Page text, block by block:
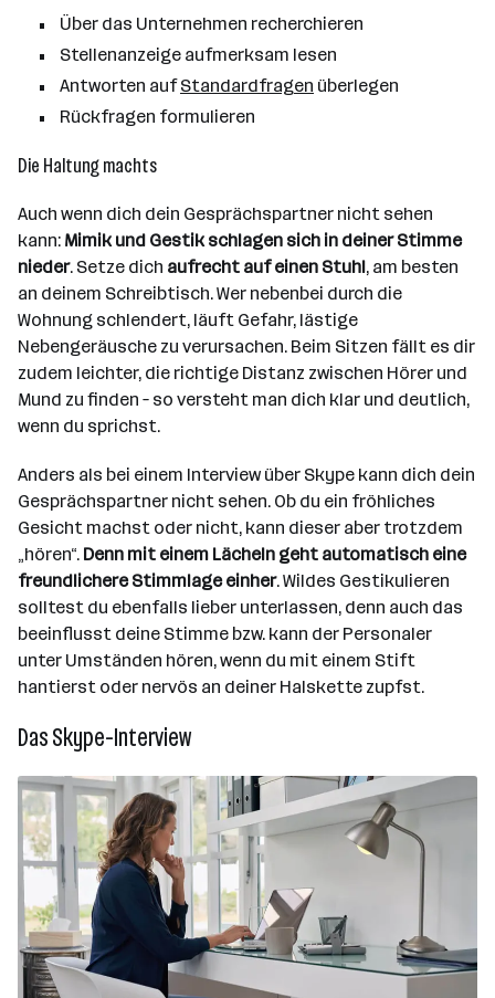
Über das Unternehmen recherchieren
Stellenanzeige aufmerksam lesen
Antworten aufStandardfragen überlegen
Rückfragen formulieren
Die Haltung machts
Auch wenn dich dein Gesprächspartner nicht sehen
kann: Mimik und Gestik schlagen sich in deiner Stimme
nieder. Setze dich aufrecht auf einen Stuhl, am besten
an deinem Schreibtisch. Wer nebenbei durch die
Wohnung schlendert, läuft Gefahr, lästige
Nebengeräusche zu verursachen. Beim Sitzen fällt es dir
zudem leichter, die richtige Distanz zwischen Hörer und
Mund zu finden – so versteht man dich klar und deutlich,
wenn du sprichst.
Anders als bei einem Interview über Skype kann dich dein
Gesprächspartner nicht sehen. Ob du ein fröhliches
Gesicht machst oder nicht, kann dieser aber trotzdem
„hören“. Denn mit einem Lächeln geht automatisch eine
freundlichere Stimmlage einher. Wildes Gestikulieren
solltest du ebenfalls lieber unterlassen, denn auch das
beeinflusst deine Stimme bzw. kann der Personaler
unter Umständen hören, wenn du mit einem Stift
hantierst oder nervös an deiner Halskette zupfst.
Das Skype-Interview